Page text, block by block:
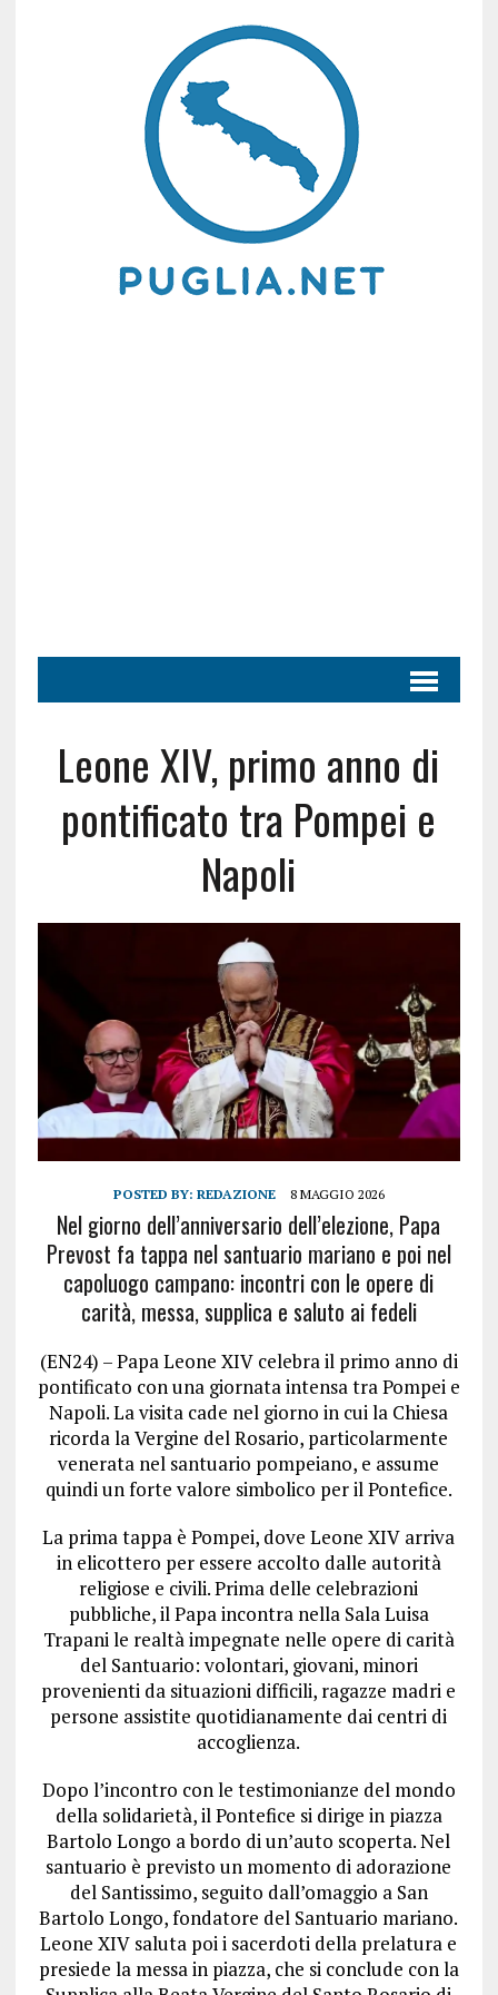
Leone XIV, primo anno di
pontificato tra Pompei e
Napoli
POSTED BY: REDAZIONE 8 MAGGIO 2026
Nel giorno dell’anniversario dell’elezione, Papa
Prevost fa tappa nel santuario mariano e poi nel
capoluogo campano: incontri con le opere di
carità, messa, supplica e saluto ai fedeli
(EN24) – Papa Leone XIV celebra il primo anno di
pontificato con una giornata intensa tra Pompei e
Napoli. La visita cade nel giorno in cui la Chiesa
ricorda la Vergine del Rosario, particolarmente
venerata nel santuario pompeiano, e assume
quindi un forte valore simbolico per il Pontefice.
La prima tappa è Pompei, dove Leone XIV arriva
in elicottero per essere accolto dalle autorità
religiose e civili. Prima delle celebrazioni
pubbliche, il Papa incontra nella Sala Luisa
Trapani le realtà impegnate nelle opere di carità
del Santuario: volontari, giovani, minori
provenienti da situazioni difficili, ragazze madri e
persone assistite quotidianamente dai centri di
accoglienza.
Dopo l’incontro con le testimonianze del mondo
della solidarietà, il Pontefice si dirige in piazza
Bartolo Longo a bordo di un’auto scoperta. Nel
santuario è previsto un momento di adorazione
del Santissimo, seguito dall’omaggio a San
Bartolo Longo, fondatore del Santuario mariano.
Leone XIV saluta poi i sacerdoti della prelatura e
presiede la messa in piazza, che si conclude con la